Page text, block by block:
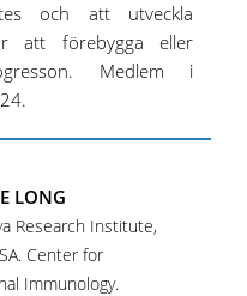
och att utveckla
att förebygga eller
Medlem i
LONG
Research Institute,
Center for
Immunology.